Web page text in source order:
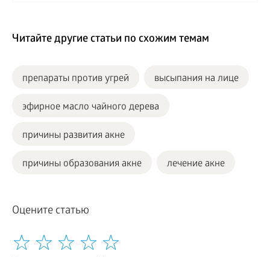
Читайте другие статьи по схожим темам
препараты против угрей высыпания на лице
эфирное масло чайного дерева
причины развития акне
причины образования акне лечение акне
Оцените статью